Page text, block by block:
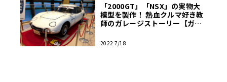
「2000GT」「NSX」の実物大
模型を製作！ 熱血クルマ好き教
師のガレージストーリー【ガレ
2022 7/18